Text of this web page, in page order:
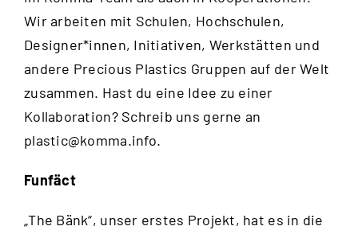
Wir arbeiten mit Schulen, Hochschulen,
Designer*innen, Initiativen, Werkstätten und
andere Precious Plastics Gruppen auf der Welt
zusammen. Hast du eine Idee zu einer
Kollaboration? Schreib uns gerne an
plastic@komma.info.
Funfäct
„The Bänk“, unser erstes Projekt, hat es in die